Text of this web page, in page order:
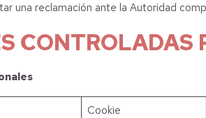
una reclamación ante la Autoridad
CONTROLADAS
Cookie